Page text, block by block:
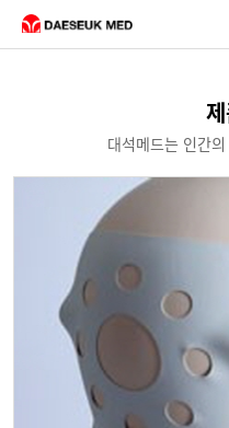
대석메드는 인간